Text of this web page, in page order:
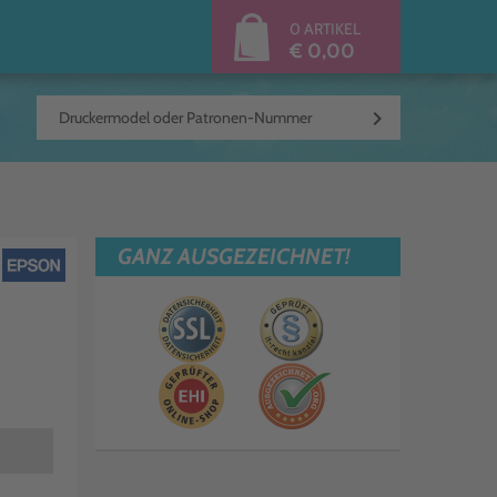
0 ARTIKEL
€ 0,00
keyboard_arrow_right
GANZ AUSGEZEICHNET!